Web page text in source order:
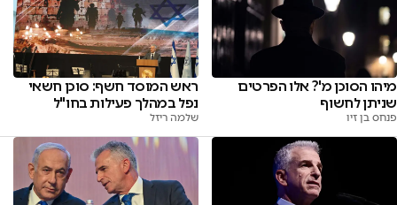
מיהו הסוכן מ'? אלו הפרטים
שניתן לחשוף
פנחס בן זיו
ראש המוסד חשף: סוכן חשאי
נפל במהלך פעילות בחו"ל
שלמה ריזל